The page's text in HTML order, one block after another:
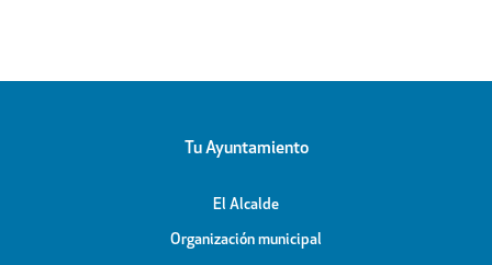
Tu Ayuntamiento
El Alcalde
Organización municipal